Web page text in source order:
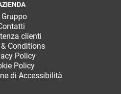
Il Gruppo
clienti
Conditions
Policy
Policy
di Accessibilità